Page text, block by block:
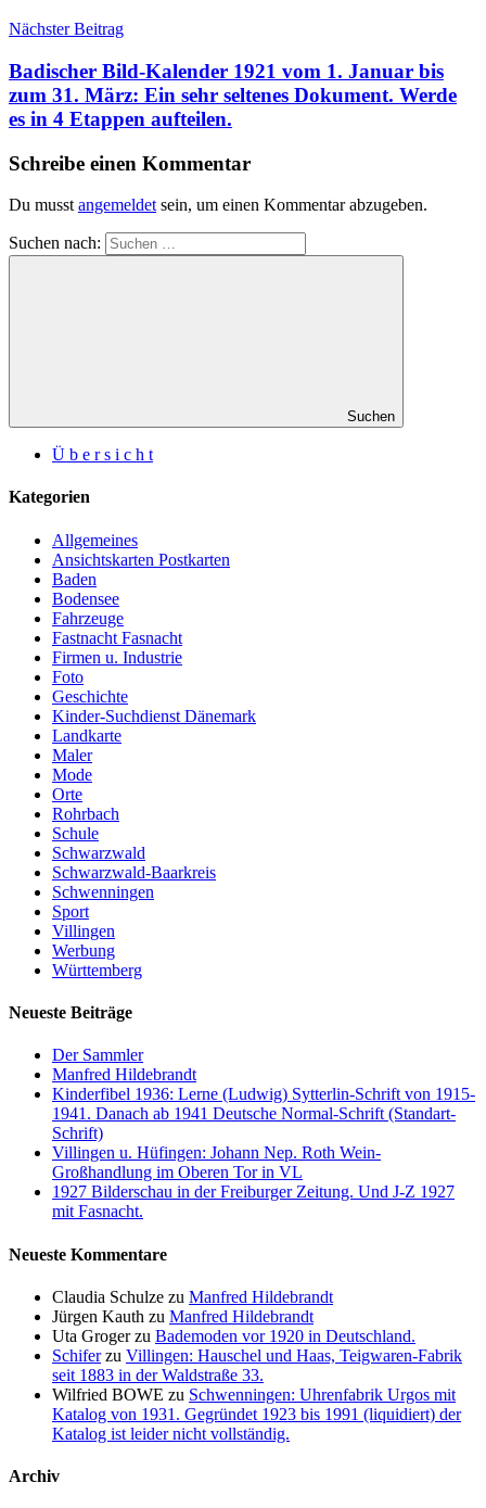
Nächster Beitrag
Badischer Bild-Kalender 1921 vom 1. Januar bis
zum 31. März: Ein sehr seltenes Dokument. Werde
es in 4 Etappen aufteilen.
Schreibe einen Kommentar
Du musst angemeldet sein, um einen Kommentar abzugeben.
Suchen nach:
Suchen
Ü b e r s i c h t
Kategorien
Allgemeines
Ansichtskarten Postkarten
Baden
Bodensee
Fahrzeuge
Fastnacht Fasnacht
Firmen u. Industrie
Foto
Geschichte
Kinder-Suchdienst Dänemark
Landkarte
Maler
Mode
Orte
Rohrbach
Schule
Schwarzwald
Schwarzwald-Baarkreis
Schwenningen
Sport
Villingen
Werbung
Württemberg
Neueste Beiträge
Der Sammler
Manfred Hildebrandt
Kinderfibel 1936: Lerne (Ludwig) Sytterlin-Schrift von 1915-
1941. Danach ab 1941 Deutsche Normal-Schrift (Standart-
Schrift)
Villingen u. Hüfingen: Johann Nep. Roth Wein-
Großhandlung im Oberen Tor in VL
1927 Bilderschau in der Freiburger Zeitung. Und J-Z 1927
mit Fasnacht.
Neueste Kommentare
Claudia Schulze zu Manfred Hildebrandt
Jürgen Kauth zu Manfred Hildebrandt
Uta Grogerzu Bademoden vor 1920 in Deutschland.
Schiferzu Villingen: Hauschel und Haas, Teigwaren-Fabrik
seit 1883 in der Waldstraße 33.
Wilfried BOWE zu Schwenningen: Uhrenfabrik Urgos mit
Katalog von 1931. Gegründet 1923 bis 1991 (liquidiert) der
Katalog ist leider nicht vollständig.
Archiv